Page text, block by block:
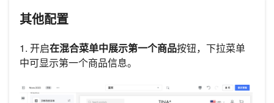
其他配置
1. 开启在混合菜单中展示第一个商品按钮，下拉菜单
中可显示第一个商品信息。